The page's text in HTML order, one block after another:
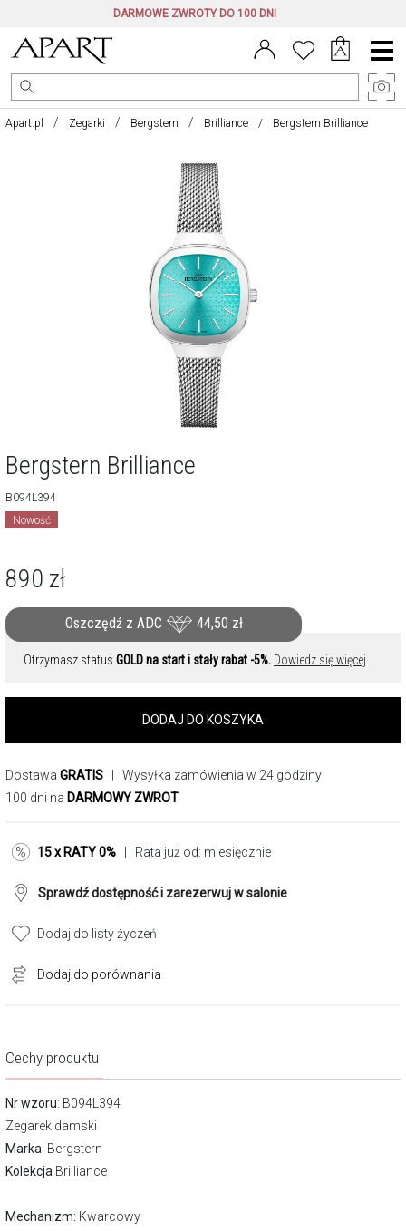
DARMOWE ZWROTY DO 100 DNI
Menu
główne
Apart.pl Zegarki Bergstern Brilliance Bergstern Brilliance
Cechy produktu
Nr wzoru: B094L394
Zegarek damski
Marka: Bergstern
Kolekcja Brilliance
Mechanizm: Kwarcowy
Bergstern Brilliance
B094L394
Nowość
890 zł
Oszczędź z ADC 44,50 zł
Otrzymasz status GOLD na start i stały rabat -5%. Dowiedz się więcej
DODAJ DO KOSZYKA
Dostawa GRATIS | Wysyłka zamówienia w 24 godziny
100 dni na DARMOWY ZWROT
15 x RATY 0% | Rata już od: miesięcznie
Sprawdź dostępność i zarezerwuj w salonie
Dodaj do listy życzeń
Dodaj do porównania